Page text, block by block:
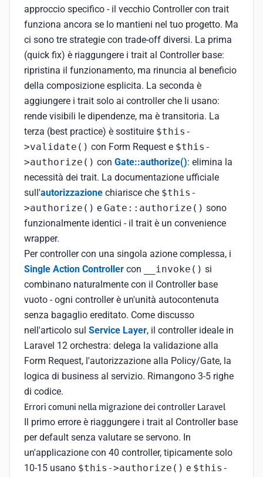
approccio specifico - il vecchio Controller con trait
funziona ancora se lo mantieni nel tuo progetto. Ma
ci sono tre strategie con trade-off diversi. La prima
(quick fix) è riaggungere i trait al Controller base:
ripristina il funzionamento, ma rinuncia al beneficio
della composizione esplicita. La seconda è
aggiungere i trait solo ai controller che li usano:
rende visibili le dipendenze, ma è transitoria. La
terza (best practice) è sostituire $this-
>validate() con Form Request e $this-
>authorize() con Gate::authorize(): elimina la
necessità dei trait. La documentazione ufficiale
sull'autorizzazione chiarisce che $this-
>authorize() e Gate::authorize() sono
funzionalmente identici - il trait è un convenience
wrapper.
Per controller con una singola azione complessa, i
Single Action Controller con __invoke() si
combinano naturalmente con il Controller base
vuoto - ogni controller è un'unità autocontenuta
senza bagaglio ereditato. Come discusso
nell'articolo sul Service Layer, il controller ideale in
Laravel 12 orchestra: delega la validazione alla
Form Request, l'autorizzazione alla Policy/Gate, la
logica di business al servizio. Rimangono 3-5 righe
di codice.
Errori comuni nella migrazione dei controller Laravel
Il primo errore è riaggungere i trait al Controller base
per default senza valutare se servono. In
un'applicazione con 40 controller, tipicamente solo
10-15 usano $this->authorize() e $this-